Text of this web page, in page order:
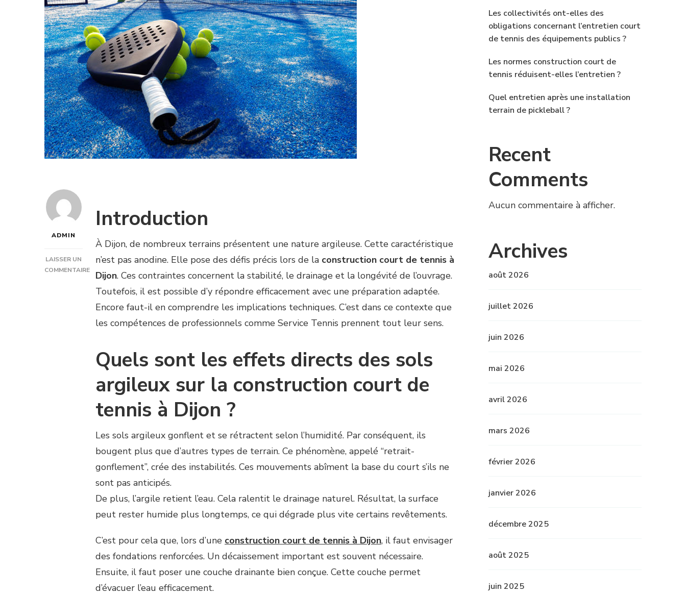
ADMIN
LAISSER UN
COMMENTAIRE
COMPLIQUENT
Introduction
À Dijon, de nombreux terrains présentent une nature argileuse. Cette caractéristique
n’est pas anodine. Elle pose des défis précis lors de la construction court de tennis à
Dijon. Ces contraintes concernent la stabilité, le drainage et la longévité de l’ouvrage.
Toutefois, il est possible d’y répondre efficacement avec une préparation adaptée.
Encore faut-il en comprendre les implications techniques. C’est dans ce contexte que
les compétences de professionnels comme Service Tennis prennent tout leur sens.
Quels sont les effets directs des sols
argileux sur la construction court de
tennis à Dijon ?
Les sols argileux gonflent et se rétractent selon l’humidité. Par conséquent, ils
bougent plus que d’autres types de terrain. Ce phénomène, appelé “retrait-
gonflement”, crée des instabilités. Ces mouvements abîment la base du court s’ils ne
sont pas anticipés.
De plus, l’argile retient l’eau. Cela ralentit le drainage naturel. Résultat, la surface
peut rester humide plus longtemps, ce qui dégrade plus vite certains revêtements.
C’est pour cela que, lors d’une construction court de tennis à Dijon, il faut envisager
des fondations renforcées. Un décaissement important est souvent nécessaire.
Ensuite, il faut poser une couche drainante bien conçue. Cette couche permet
d’évacuer l’eau efficacement.
Les collectivités ont-elles des
obligations concernant l’entretien court
de tennis des équipements publics ?
Les normes construction court de
tennis réduisent-elles l’entretien ?
Quel entretien après une installation
terrain de pickleball ?
Recent
Comments
Aucun commentaire à afficher.
Archives
août 2026
juillet 2026
juin 2026
mai 2026
avril 2026
mars 2026
février 2026
janvier 2026
décembre 2025
août 2025
juin 2025